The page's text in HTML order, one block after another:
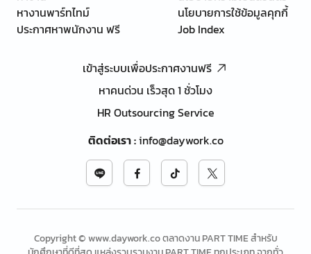
หางานพาร์ทไทม์
ประกาศหาพนักงาน ฟรี
นโยบายการใช้ข้อมูลคุกกี้
Job Index
เข้าสู่ระบบเพื่อประกาศงานฟรี
หาคนด่วน เร็วสุด 1 ชั่วโมง
HR Outsourcing Service
ติดต่อเรา:info@daywork.co
Copyright © www.daywork.co ตลาดงาน PART TIME สำหรับ